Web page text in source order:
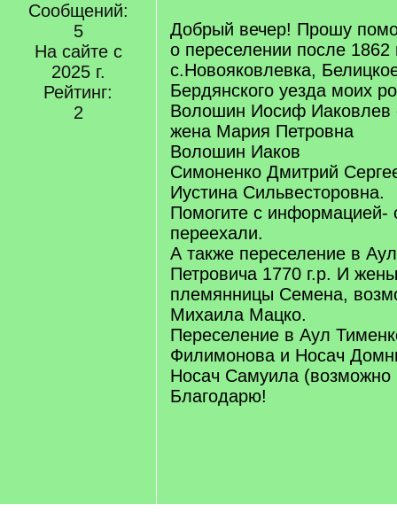
Сообщений:
5
На сайте с
2025 г.
Рейтинг:
2
Добрый вечер! Прошу
о переселении после 1862
с.Новояковлевка,
Бердянского уезда моих
Волошин Иосиф Иаковлев
жена Мария Петровна
Волошин Иаков
Симоненко Дмитрий
Иустина Сильвесторовна.
Помогите с информацией-
переехали.
А также переселение в
Петровича 1770 г.р. И
племянницы Семена,
Михаила Мацко.
Переселение в Аул
Филимонова и Носач
Носач Самуила
Благодарю!